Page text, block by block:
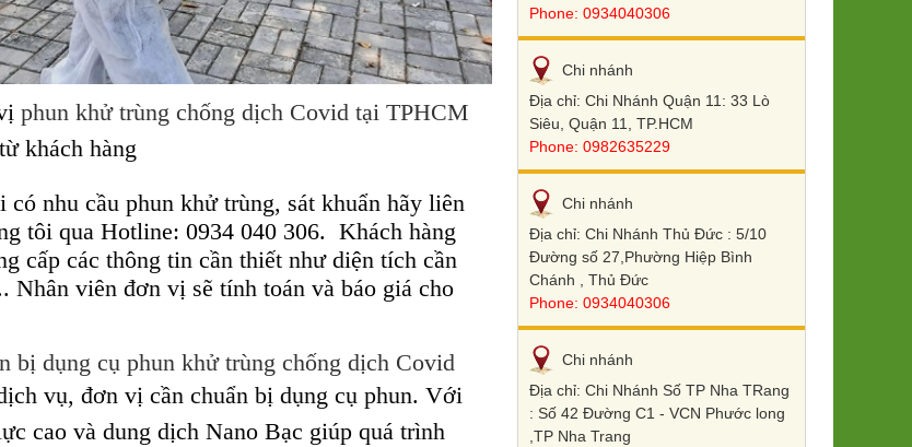
phun khử trùng chống dịch Covid tại TPHCM
khách hàng
có nhu cầu phun khử trùng, sát khuẩn hãy liên
tôi qua Hotline: 0934 040 306. Khách hàng
cấp các thông tin cần thiết như diện tích cần
Nhân viên đơn vị sẽ tính toán và báo giá cho
bị dụng cụ phun khử trùng chống dịch Covid
vụ, đơn vị cần chuẩn bị dụng cụ phun. Với
cao và dung dịch Nano Bạc giúp quá trình
Phone: 0934040306
Chi nhánh
Địa chỉ: Chi Nhánh Quận 11: 33 Lò
Siêu, Quận 11, TP.HCM
Phone: 0982635229
Chi nhánh
Địa chỉ: Chi Nhánh Thủ Đức : 5/10
Đường số 27,Phường Hiệp Bình
Chánh , Thủ Đức
Phone: 0934040306
Chi nhánh
Địa chỉ: Chi Nhánh Số TP Nha TRang
: Số 42 Đường C1 - VCN Phước long
,TP Nha Trang